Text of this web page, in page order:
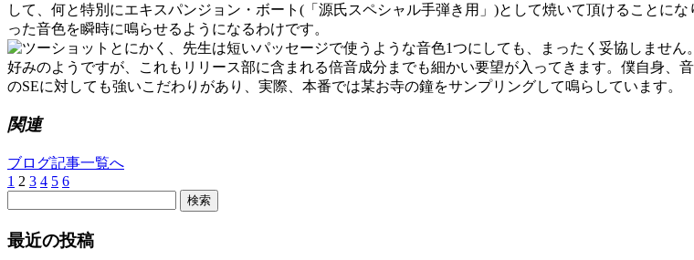
して、何と特別にエキスパンジョン・ボート(「源氏スペシャル手弾き用」)として焼いて頂けることに
った音色を瞬時に鳴らせるようになるわけです。
とにかく、先生は短いパッセージで使うような音色1つにしても、まったく妥協しませ
好みのようですが、これもリリース部に含まれる倍音成分までも細かい要望が入ってきます。僕自身、
のSEに対しても強いこだわりがあり、実際、本番では某お寺の鐘をサンプリングして鳴らしています。
関連
ブログ記事一覧へ
1 2 3 4 5 6
検索
最近の投稿